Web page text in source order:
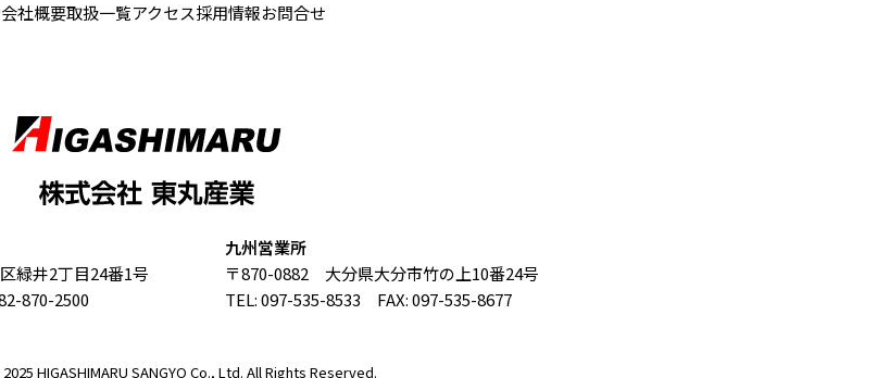
会社概要取扱一覧アクセス採用情報お問合せ
緑井2丁目24番1号
870-2500
九州営業所
〒870-0882 大分県大分市竹の上10番24号
TEL: 097-535-8533 FAX: 097-535-8677
HIGASHIMARU SANGYO Co., Ltd. All Rights Reserved.